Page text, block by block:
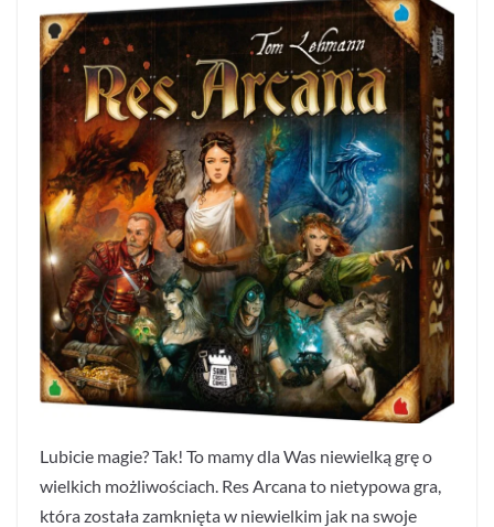
Lubicie magie? Tak! To mamy dla Was niewielką grę o
wielkich możliwościach. Res Arcana to nietypowa gra,
która została zamknięta w niewielkim jak na swoje